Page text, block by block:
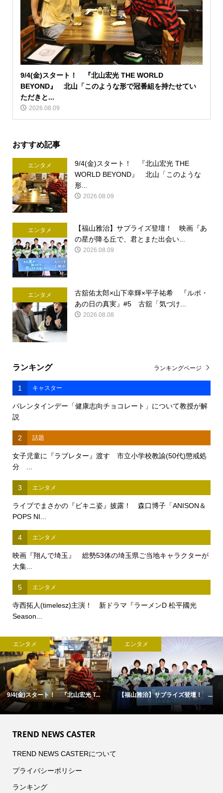
9/4(金)スタート！ 『北山宏光 THE WORLD
BEYOND』 北山「このような形で冠番組を持たせてい
ただきと...
2026.08.09
おすすめ記事
エンタメ
9/4(金)スタート！ 『北山宏光 THE
WORLD BEYOND』 北山「このような
形...
2026.08.09
エンタメ
【福山雅治】サプライズ登壇！ 映画『あ
の星が降る丘で、君とまた出会い...
2026.08.09
エンタメ
古舘佑太郎×山下幸輝×平子祐希 『ルポ・
あの日の真実』#5 古舘「気づけ...
2026.08.08
ランキング
1 キャスター
バレンタインデー「健康志向チョコレート」について教授が解
説
2 話題
女子児童に『ラブレター』渡す 市立小学校教諭(50代)懲戒処
分 ...
3 エンタメ
ライブでまさかの『ビキニ姿』披露！ 森口博子「ANISON＆
POPS NI...
4 エンタメ
映画『翔んで埼玉』 総勢53体の埼玉県ご当地キャラクターが
大集...
5 エンタメ
寺西拓人(timelesz)主演！ 新ドラマ『ラーメンD 松平國光
Season...
ランキングページ
エンタメ
9/4(金)スタート！ 『北山宏光 T...
エンタメ
【福山雅治】サプライズ登壇！ ...
TREND NEWS CASTER
TREND NEWS CASTERについて
プライバシーポリシー
ランキング